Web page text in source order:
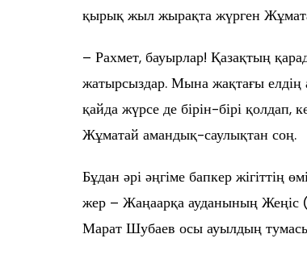
қырық жыл жырақта жүрген
– Рахмет, бауырлар! Қазақтың
жатырсыздар. Мына жақтағы
қайда жүрсе де бірін-бірі қолдап,
Жұматай амандық-саулықтан соң.
Бұдан әрі әңгіме бапкер жігіттің
жер – Жаңаарқа ауданының Жеңіс
Марат Шубаев осы ауылдың